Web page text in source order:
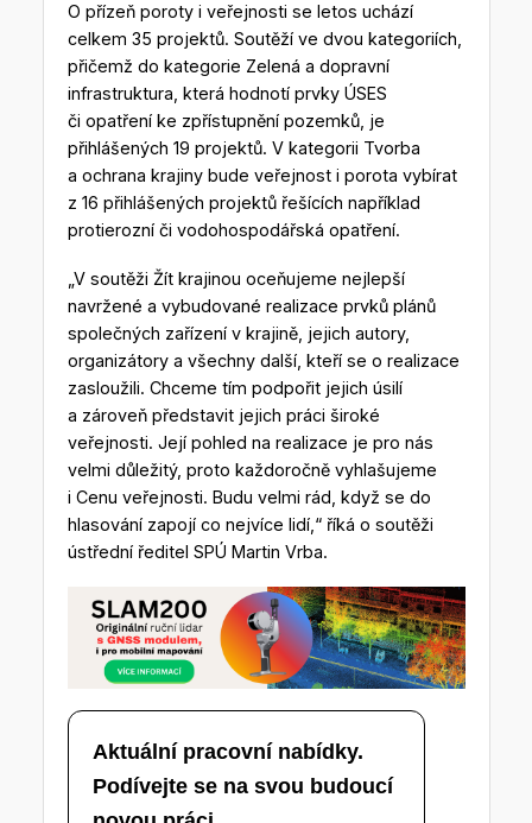
O přízeň poroty i veřejnosti se letos uchází
celkem 35 projektů. Soutěží ve dvou kategoriích,
přičemž do kategorie Zelená a dopravní
infrastruktura, která hodnotí prvky ÚSES
či opatření ke zpřístupnění pozemků, je
přihlášených 19 projektů. V kategorii Tvorba
a ochrana krajiny bude veřejnost i porota vybírat
z 16 přihlášených projektů řešících například
protierozní či vodohospodářská opatření.
„V soutěži Žít krajinou oceňujeme nejlepší
navržené a vybudované realizace prvků plánů
společných zařízení v krajině, jejich autory,
organizátory a všechny další, kteří se o realizace
zasloužili. Chceme tím podpořit jejich úsilí
a zároveň představit jejich práci široké
veřejnosti. Její pohled na realizace je pro nás
velmi důležitý, proto každoročně vyhlašujeme
i Cenu veřejnosti. Budu velmi rád, když se do
hlasování zapojí co nejvíce lidí,“ říká o soutěži
ústřední ředitel SPÚ Martin Vrba.
Aktuální pracovní nabídky.
Podívejte se na svou budoucí